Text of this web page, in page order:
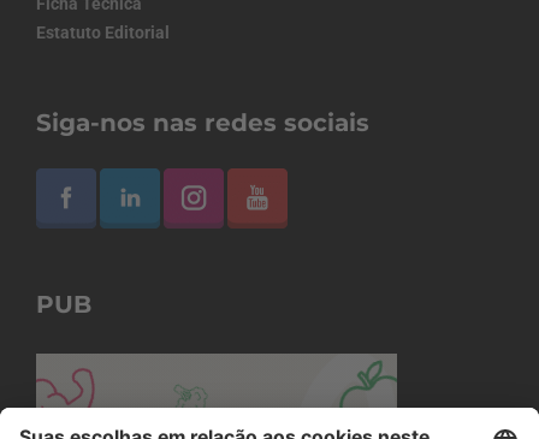
Estatuto Editorial
Siga-nos nas redes sociais
PUB